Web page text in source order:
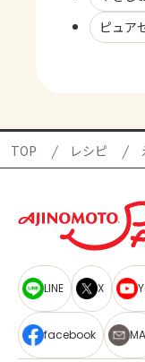
ピュア
TOP レシピ
LINE X
facebook